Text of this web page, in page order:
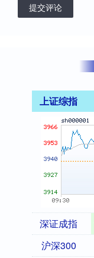
提交评论
上证综指
深证成指
沪深300